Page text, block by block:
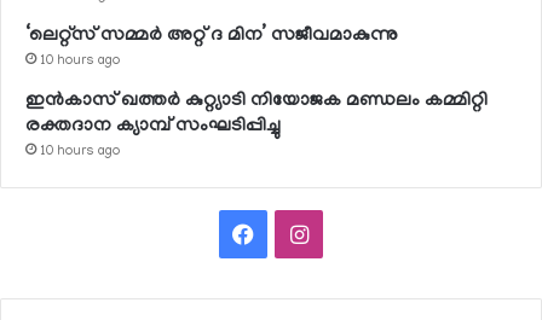
‘ലെറ്റ്‌സ് സമ്മര്‍ അറ്റ് ദ മിന’ സജീവമാകുന്നു
10 hours ago
ഇന്‍കാസ് ഖത്തര്‍ കുറ്റ്യാടി നിയോജക മണ്ഡലം കമ്മിറ്റി
രക്തദാന ക്യാമ്പ് സംഘടിപ്പിച്ചു
10 hours ago
FacebookInstagram